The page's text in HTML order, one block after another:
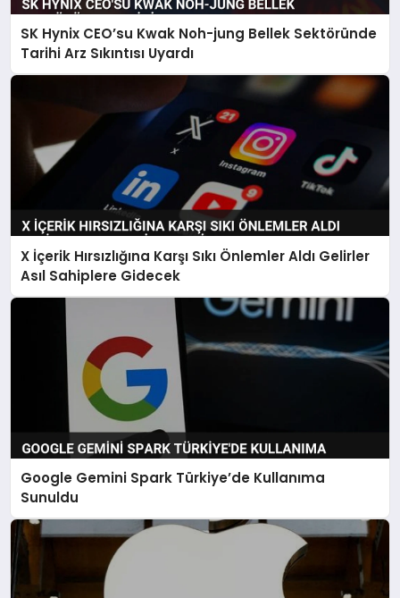
SK Hynix CEO’su Kwak Noh-jung Bellek Sektöründe
Tarihi Arz Sıkıntısı Uyardı
X İçerik Hırsızlığına Karşı Sıkı Önlemler Aldı Gelirler
Asıl Sahiplere Gidecek
Google Gemini Spark Türkiye’de Kullanıma
Sunuldu